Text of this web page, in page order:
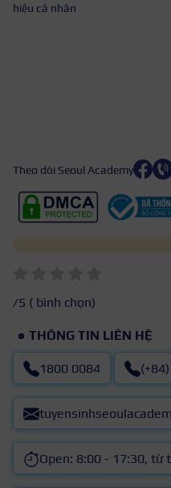
hiệu cá nhân
Theo dõi Seoul Academy
/5 ( bình chọn)
THÔNG TIN LIÊN HỆ
1800 0084
Open: 8:00 - 17:30, từ